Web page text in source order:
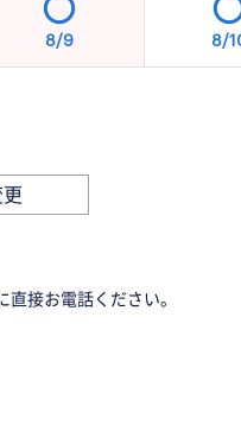
8/9 8/
接お電話ください。